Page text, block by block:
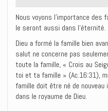
Nous voyons l’importance des
le seront aussi dans l’éternité.
Dieu a formé la famille bien
salut ne concerne pas
toute la famille, « Crois au
toi et ta famille » (Ac.16:31),
famille doit être né de
dans le royaume de Dieu.